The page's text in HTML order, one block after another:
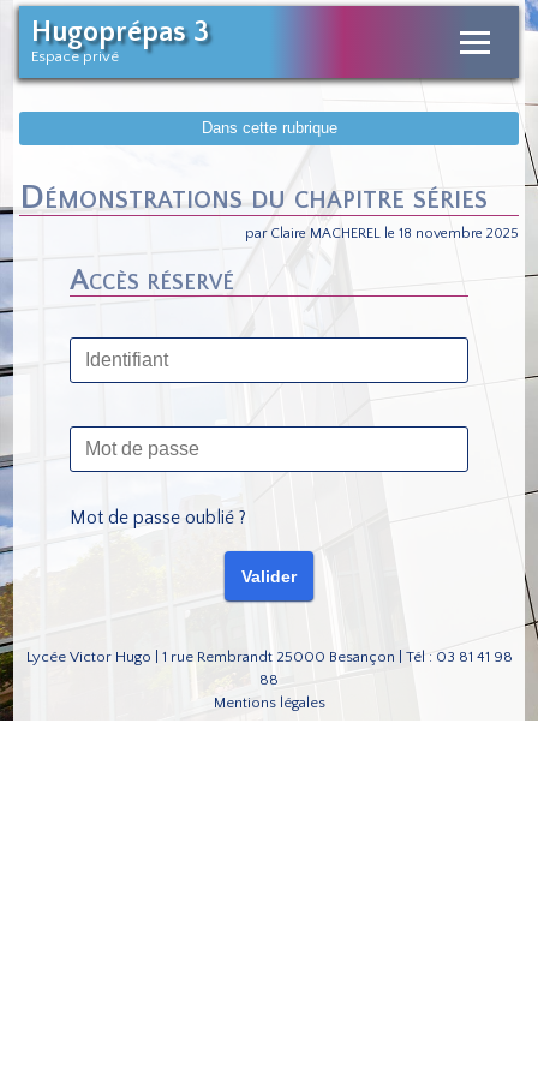
Hugoprépas 3
Espace privé
Dans cette rubrique
Démonstrations du chapitre séries
par Claire MACHEREL le 18 novembre 2025
Accès réservé
Mot de passe oublié ?
Lycée Victor Hugo | 1 rue Rembrandt 25000 Besançon | Tél : 03 81 41 98
88
Mentions légales